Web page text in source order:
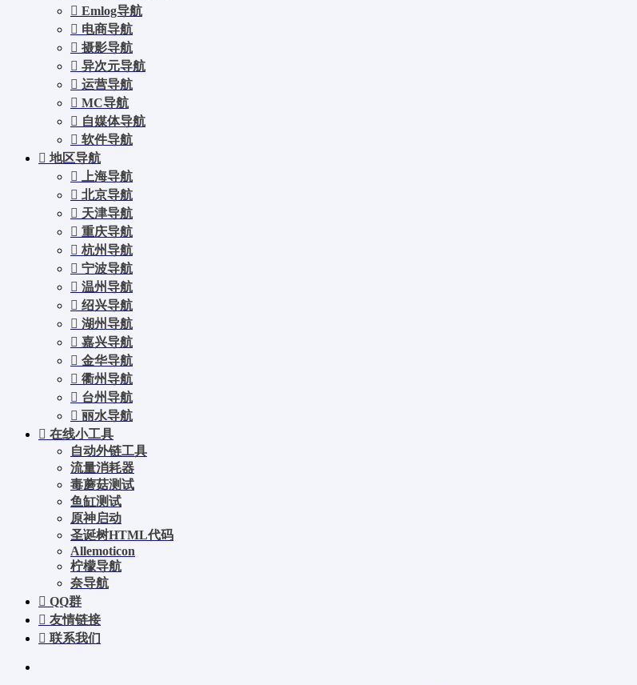
Emlog导航
电商导航
摄影导航
异次元导航
运营导航
MC导航
自媒体导航
软件导航
地区导航
上海导航
北京导航
天津导航
重庆导航
杭州导航
宁波导航
温州导航
绍兴导航
湖州导航
嘉兴导航
金华导航
衢州导航
台州导航
丽水导航
在线小工具
自动外链工具
流量消耗器
毒蘑菇测试
鱼缸测试
原神启动
圣诞树HTML代码
Allemoticon
柠檬导航
奈导航
QQ群
友情链接
联系我们